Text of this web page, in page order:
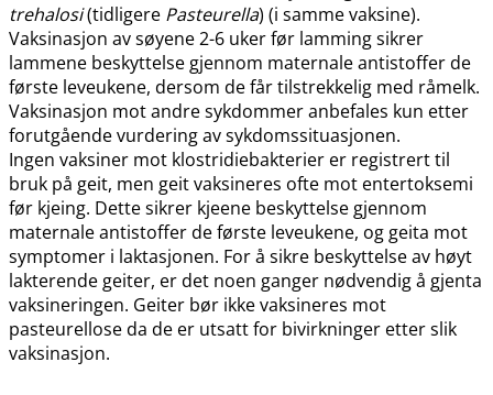
trehalosi(tidligere Pasteurella) (i samme vaksine).
Vaksinasjon av søyene 2-6 uker før lamming sikrer
lammene beskyttelse gjennom maternale antistoffer de
første leveukene, dersom de får tilstrekkelig med råmelk.
Vaksinasjon mot andre sykdommer anbefales kun etter
forutgående vurdering av sykdomssituasjonen.
Ingen vaksiner mot klostridiebakterier er registrert til
bruk på geit, men geit vaksineres ofte mot entertoksemi
før kjeing. Dette sikrer kjeene beskyttelse gjennom
maternale antistoffer de første leveukene, og geita mot
symptomer i laktasjonen. For å sikre beskyttelse av høyt
lakterende geiter, er det noen ganger nødvendig å gjenta
vaksineringen. Geiter bør ikke vaksineres mot
pasteurellose da de er utsatt for bivirkninger etter slik
vaksinasjon.